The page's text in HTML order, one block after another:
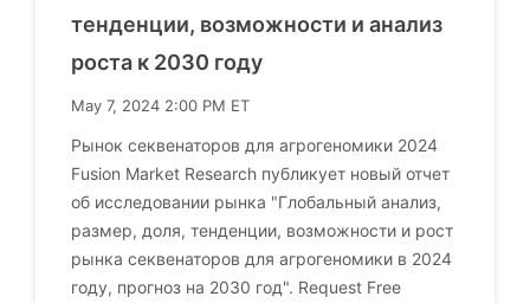
тенденции, возможности и анализ
роста к 2030 году
May 7, 2024 2:00 PM ET
Рынок секвенаторов для агрогеномики 2024
Fusion Market Research публикует новый отчет
об исследовании рынка "Глобальный анализ,
размер, доля, тенденции, возможности и рост
рынка секвенаторов для агрогеномики в 2024
году, прогноз на 2030 год". Request Free